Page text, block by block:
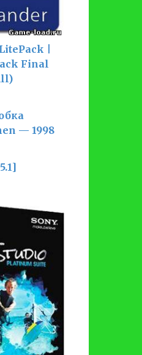
|
Final
— 1998